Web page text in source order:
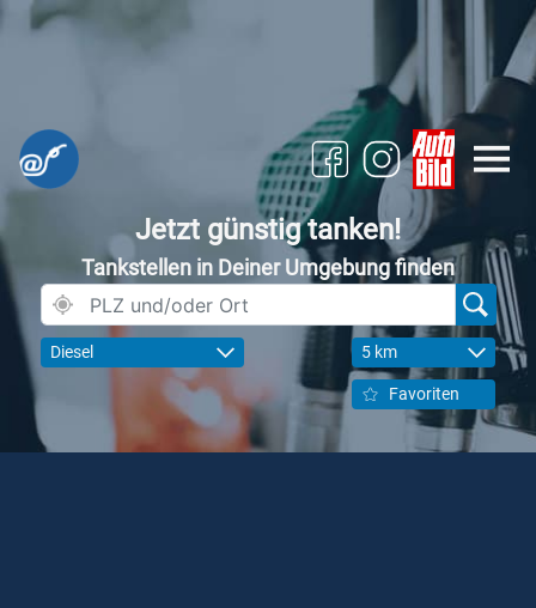
Jetzt günstig tanken!
Tankstellen in Deiner Umgebung finden
Diesel 5 km
Favoriten